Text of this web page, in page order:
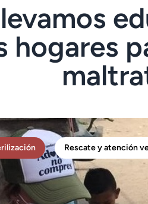
hogares
Rescate y atención